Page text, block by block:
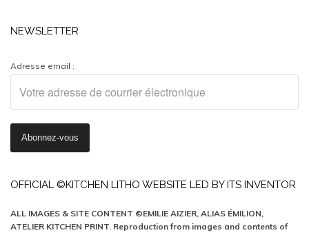
NEWSLETTER
Adresse email :
OFFICIAL ©KITCHEN LITHO WEBSITE LED BY ITS INVENTOR
ALL IMAGES & SITE CONTENT ©EMILIE AIZIER, ALIAS ÉMILION,
ATELIER KITCHEN PRINT. Reproduction from images and contents of